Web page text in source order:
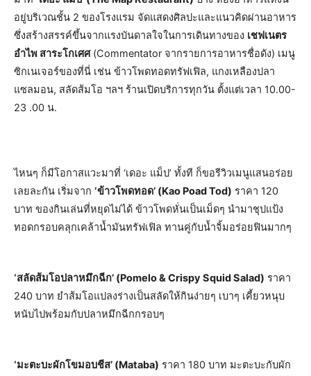
อยู่บริเวณชั้น 2 ของโรงแรม จัดแสดงศิลปะและแนวคิดผ่านอาหาร
ซึ่งสร้างสรรค์ขึ้นจากแรงบันดาลใจในการเดินทางของ เชฟเนตร
อำไพ สาระโกเศศ(Commentator จากรายการอาหารชื่อดัง) เมนู
ซิกเนเจอร์ของที่นี่ เช่น ข้าวโพดทอดทรัฟเฟิล, แกงเหลืองปลา
แซลมอน, สลัดส้มโอ ฯลฯ ร้านเปิดบริการทุกวัน ตั้งแต่เวลา 10.00-
23 .00 น.
ไหนๆ ก็มีโอกาสแวะมาที่ ‘เดอะ แม็ป’ ทั้งที ก็ขอรีวิวเมนูแสนอร่อย
เลยละกัน เริ่มจาก ‘ข้าวโพดทอด’ (Kao Poad Tod) ราคา 120
บาท ของกินเล่นที่หยุดไม่ได้ ข้าวโพดหั่นเป็นเม็ดๆ นำมาชุปแป้ง
ทอดกรอบคลุกเคล้าน้ำมันทรัฟเฟิล ทานคู่กับน้ำจิ้มอร่อยฟินมากๆ
‘สลัดส้มโอปลาหมึกฉีก’ (Pomelo & Crispy Squid Salad) ราคา
240 บาท ยำส้มโอแปลงร่างเป็นสลัดให้กินง่ายๆ เบาๆ เคี้ยวหนุบ
หนับไปพร้อมกับปลาหมึกฉีกกรอบๆ
‘มะตะบะผักโขมอบชีส’ (Mataba) ราคา 180 บาท มะตะบะกับผัก